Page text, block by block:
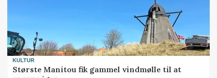
KULTUR
Største Manitou fik gammel vindmølle til at